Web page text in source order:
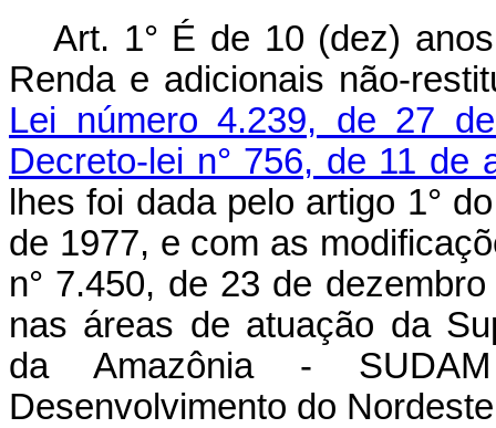
Art. 1° É de 10 (dez)
Renda e adicionais não-
Lei número 4.239, de 27
Decreto-lei n° 756, de 11 de
lhes foi dada pelo artigo 1°
de 1977, e com as
n° 7.450, de 23 de
nas áreas de atuação da
da Amazônia -
Desenvolvimento do